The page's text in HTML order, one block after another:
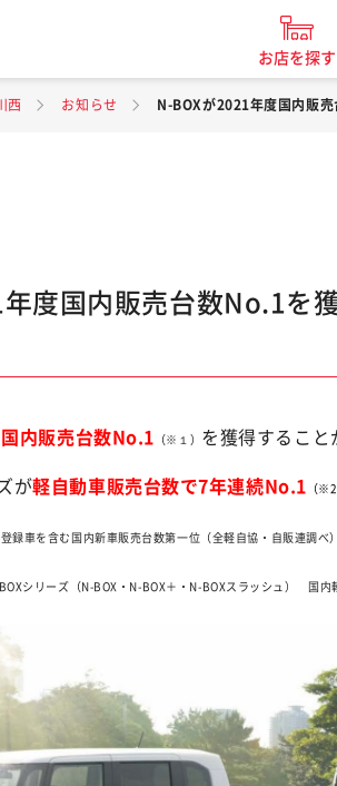
お店を探す
西 お知らせ N-BOXが2021年度国内販売
度国内販売台数No.1を獲
内販売台数No.1 （※１） を獲得すること
が軽自動車販売台数で7年連続No.1 （※2
車を含む国内新車販売台数第一位（全軽自協・自販連調べ）
リーズ（N-BOX・N-BOX＋・N-BOXスラッシュ） 国内軽